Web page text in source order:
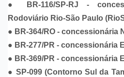
● BR-116/SP-RJ -
Rodoviário Rio-São Paulo
● BR-364/RO - concessionária
● BR-277/PR - concessionária
● BR-369/PR - concessionária
● SP-099 (Contorno Sul da